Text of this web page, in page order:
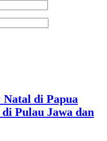
di Papua
Pulau Jawa dan